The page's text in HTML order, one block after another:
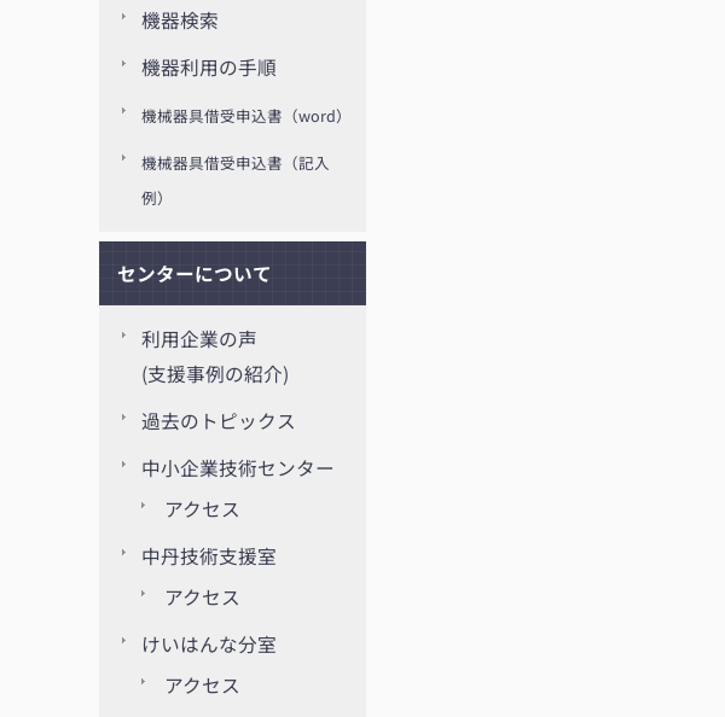
機器検索
機器利用の手順
機械器具借受申込書（word）
機械器具借受申込書（記入
例）
センターについて
利用企業の声
(支援事例の紹介)
過去のトピックス
中小企業技術センター
アクセス
中丹技術支援室
アクセス
けいはんな分室
アクセス